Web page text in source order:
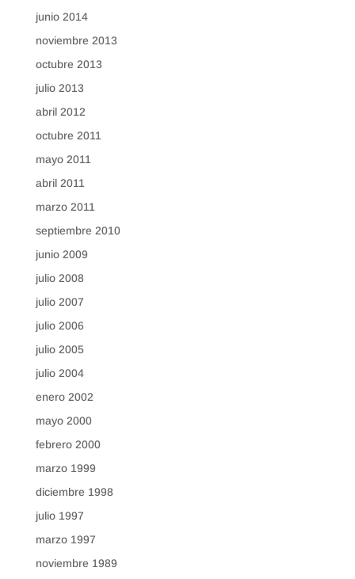
junio 2014
noviembre 2013
octubre 2013
julio 2013
abril 2012
octubre 2011
mayo 2011
abril 2011
marzo 2011
septiembre 2010
junio 2009
julio 2008
julio 2007
julio 2006
julio 2005
julio 2004
enero 2002
mayo 2000
febrero 2000
marzo 1999
diciembre 1998
julio 1997
marzo 1997
noviembre 1989